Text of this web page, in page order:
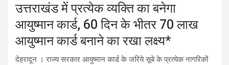
उत्तराखंड में प्रत्येक व्यक्ति का बनेगा
आयुष्मान कार्ड, 60 दिन के भीतर 70 लाख
आयुष्मान कार्ड बनाने का रखा लक्ष्य*
देहरादून । राज्य सरकार आयुष्मान कार्ड के जरिये सूबे के प्रत्येक नागरिकों